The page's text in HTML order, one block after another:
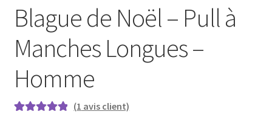
Blague de Noël – Pull à
Manches Longues –
Homme
(1 avis client)